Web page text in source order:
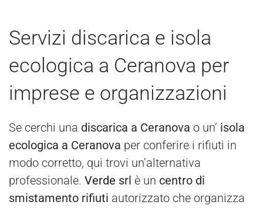
Servizi discarica e isola
ecologica a Ceranova per
imprese e organizzazioni
Se cerchi una discarica a Ceranova o un’ isola
ecologica a Ceranova per conferire i rifiuti in
modo corretto, qui trovi un’alternativa
professionale. Verde srl è un centro di
smistamento rifiuti autorizzato che organizza